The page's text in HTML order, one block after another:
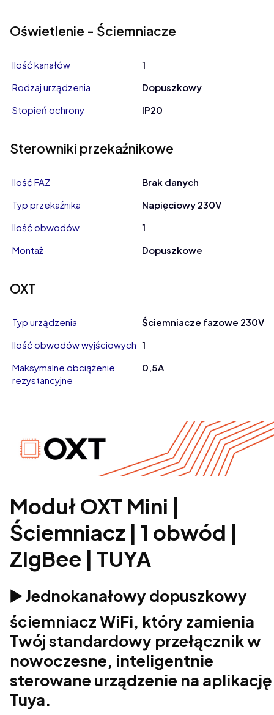
Oświetlenie - Ściemniacze
Ilość kanałów
1
Rodzaj urządzenia
Dopuszkowy
Stopień ochrony
IP20
Sterowniki przekaźnikowe
Ilość FAZ
Brak danych
Typ przekaźnika
Napięciowy 230V
Ilość obwodów
1
Montaż
Dopuszkowe
OXT
Typ urządzenia
Ściemniacze fazowe 230V
Ilość obwodów wyjściowych 1
Maksymalne obciążenie
rezystancyjne
0,5A
Moduł OXT Mini |
Ściemniacz | 1 obwód |
ZigBee | TUYA
▶️ Jednokanałowy dopuszkowy
ściemniacz WiFi, który zamienia
Twój standardowy przełącznik w
nowoczesne, inteligentnie
sterowane urządzenie na aplikację
Tuya.